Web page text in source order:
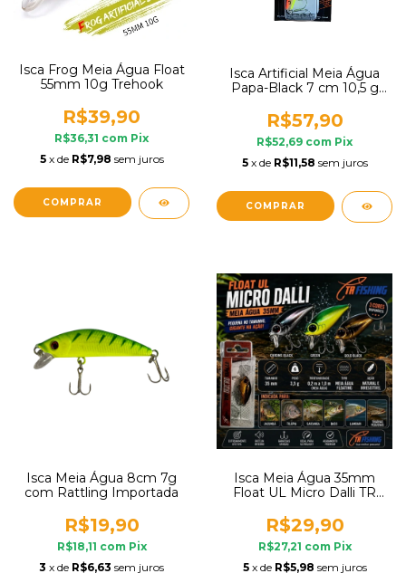
Isca Frog Meia Água Float
55mm 10g Trehook
R$39,90
R$36,31 com Pix
5 x de R$7,98 sem juros
COMPRAR
Isca Artificial Meia Água
Papa-Black 7 cm 10,5 g
R$57,90
R$52,69 com Pix
5 x de R$11,58 sem juros
COMPRAR
Isca Meia Água 8cm 7g
com Rattling Importada
R$19,90
R$18,11 com Pix
3 x de R$6,63 sem juros
Isca Meia Água 35mm
Float UL Micro Dalli TR
R$29,90
R$27,21 com Pix
5 x de R$5,98 sem juros